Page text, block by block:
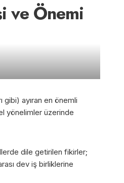
ve Önemi
gibi) ayıran en önemli
yönelimler üzerinde
dile getirilen fikirler;
dev iş birliklerine